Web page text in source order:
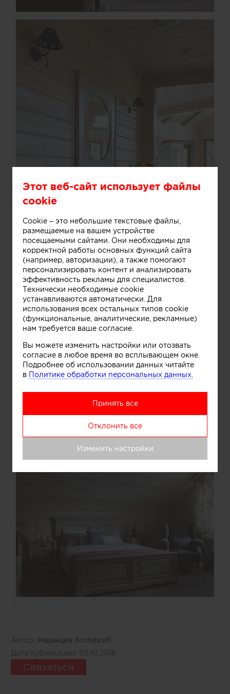
Автор:
Редакция Archiprofi
Дата публикации: 05.10.2016
Связаться
Этот веб-сайт использует файлы
cookie
Cookie – это небольшие текстовые файлы,
размещаемые на вашем устройстве
посещаемыми сайтами. Они необходимы для
корректной работы основных функций сайта
(например, авторизации), а также помогают
персонализировать контент и анализировать
эффективность рекламы для специалистов.
Технически необходимые cookie
устанавливаются автоматически. Для
использования всех остальных типов cookie
(функциональные, аналитические, рекламные)
нам требуется ваше согласие.
Вы можете изменить настройки или отозвать
согласие в любое время во всплывающем окне.
Подробнее об использовании данных читайте
в Политике обработки персональных данных.
Принять все
Отклонить все
Изменить настройки